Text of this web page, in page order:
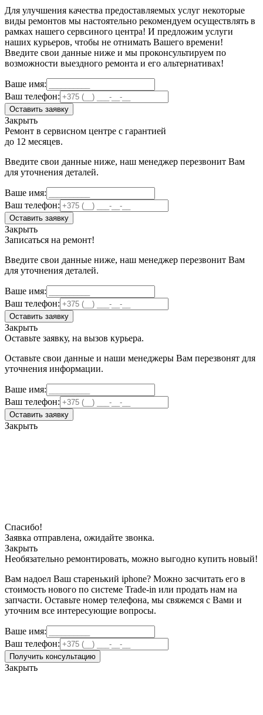
Для улучшения качества предоставляемых услуг некоторые
виды ремонтов мы настоятельно рекомендуем осуществлять в
рамках нашего сервсиного центра! И предложим услуги
наших курьеров, чтобы не отнимать Вашего времени!
Введите свои данные ниже и мы проконсультируем по
возможности выездного ремонта и его альтернативах!
Ваше имя:
Ваш телефон:
Оставить заявку
Закрыть
Ремонт в сервисном центре с гарантией
до 12 месяцев.
Введите свои данные ниже, наш менеджер перезвонит Вам
для уточнения деталей.
Ваше имя:
Ваш телефон:
Оставить заявку
Закрыть
Записаться на ремонт!
Введите свои данные ниже, наш менеджер перезвонит Вам
для уточнения деталей.
Ваше имя:
Ваш телефон:
Оставить заявку
Закрыть
Оставьте заявку, на вызов курьера.
Оставьте свои данные и наши менеджеры Вам перезвонят для
уточнения информации.
Ваше имя:
Ваш телефон:
Оставить заявку
Закрыть
Спасибо!
Заявка отправлена, ожидайте звонка.
Закрыть
Необязательно ремонтировать, можно выгодно купить новый!
Вам надоел Ваш старенький iphone? Можно засчитать его в
стоимость нового по системе Trade-in или продать нам на
запчасти. Оставьте номер телефона, мы свяжемся с Вами и
уточним все интересующие вопросы.
Ваше имя:
Ваш телефон:
Получить консультацию
Закрыть